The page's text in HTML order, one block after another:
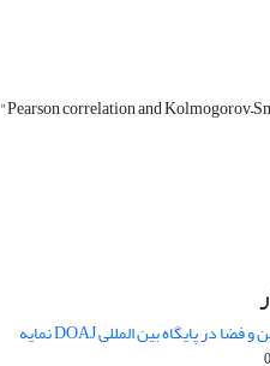
"Pearson correlation and
مجله فیزیک زمین و فضا در پایگاه بین المللی DOAJ نمایه